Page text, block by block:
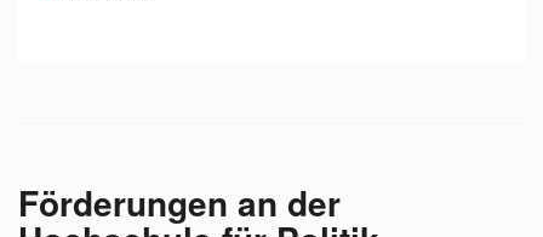
Förderungen an der